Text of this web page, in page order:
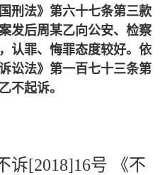
刑法》第六十七条第三款
发后周某乙向公安、检察
认罪、悔罪态度较好。依
讼法》第一百七十三条第
不起诉。
诉[2018]16号 《不